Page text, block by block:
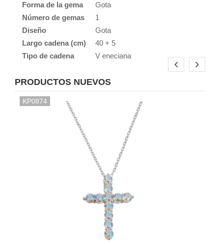
Forma de la gema
Gota
Número de gemas
1
Diseño
Gota
Largo cadena (cm)
40 + 5
Tipo de cadena
V eneciana
PRODUCTOS NUEVOS
KP0874